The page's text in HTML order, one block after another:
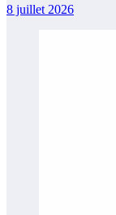
8 juillet 2026